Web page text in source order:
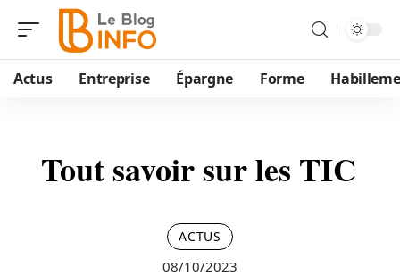
Actus Entreprise Épargne Forme
Tout savoir sur les TIC
ACTUS
08/10/2023